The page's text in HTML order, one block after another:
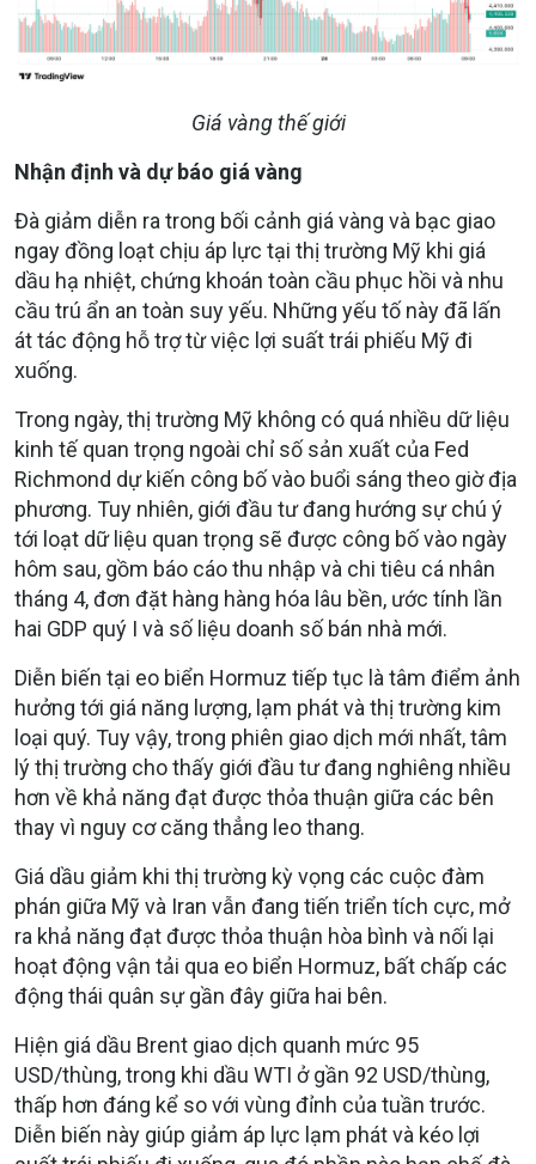
Giá vàng thế giới
Nhận định và dự báo giá vàng
Đà giảm diễn ra trong bối cảnh giá vàng và bạc giao
ngay đồng loạt chịu áp lực tại thị trường Mỹ khi giá
dầu hạ nhiệt, chứng khoán toàn cầu phục hồi và nhu
cầu trú ẩn an toàn suy yếu. Những yếu tố này đã lấn
át tác động hỗ trợ từ việc lợi suất trái phiếu Mỹ đi
xuống.
Trong ngày, thị trường Mỹ không có quá nhiều dữ liệu
kinh tế quan trọng ngoài chỉ số sản xuất của Fed
Richmond dự kiến công bố vào buổi sáng theo giờ địa
phương. Tuy nhiên, giới đầu tư đang hướng sự chú ý
tới loạt dữ liệu quan trọng sẽ được công bố vào ngày
hôm sau, gồm báo cáo thu nhập và chi tiêu cá nhân
tháng 4, đơn đặt hàng hàng hóa lâu bền, ước tính lần
hai GDP quý I và số liệu doanh số bán nhà mới.
Diễn biến tại eo biển Hormuz tiếp tục là tâm điểm ảnh
hưởng tới giá năng lượng, lạm phát và thị trường kim
loại quý. Tuy vậy, trong phiên giao dịch mới nhất, tâm
lý thị trường cho thấy giới đầu tư đang nghiêng nhiều
hơn về khả năng đạt được thỏa thuận giữa các bên
thay vì nguy cơ căng thẳng leo thang.
Giá dầu giảm khi thị trường kỳ vọng các cuộc đàm
phán giữa Mỹ và Iran vẫn đang tiến triển tích cực, mở
ra khả năng đạt được thỏa thuận hòa bình và nối lại
hoạt động vận tải qua eo biển Hormuz, bất chấp các
động thái quân sự gần đây giữa hai bên.
Hiện giá dầu Brent giao dịch quanh mức 95
USD/thùng, trong khi dầu WTI ở gần 92 USD/thùng,
thấp hơn đáng kể so với vùng đỉnh của tuần trước.
Diễn biến này giúp giảm áp lực lạm phát và kéo lợi